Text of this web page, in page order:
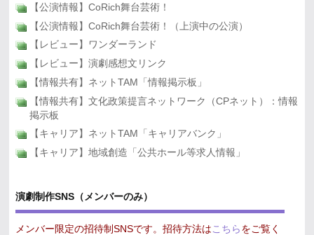
【公演情報】CoRich舞台芸術！
【公演情報】CoRich舞台芸術！（上演中の公演）
【レビュー】ワンダーランド
【レビュー】演劇感想文リンク
【情報共有】ネットTAM「情報掲示板」
【情報共有】文化政策提言ネットワーク（CPネット）：情報
掲示板
【キャリア】ネットTAM「キャリアバンク」
【キャリア】地域創造「公共ホール等求人情報」
演劇制作SNS（メンバーのみ）
メンバー限定の招待制SNSです。招待方法は こちら をご覧く